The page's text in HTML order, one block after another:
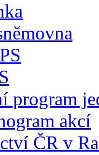
program
akcí
ČR v